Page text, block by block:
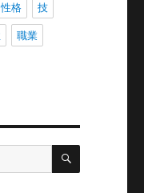
性格 技
職業
検